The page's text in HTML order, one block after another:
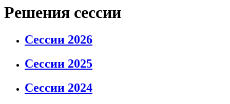
Решения сессии
Сессии 2026
Сессии 2025
Сессии 2024